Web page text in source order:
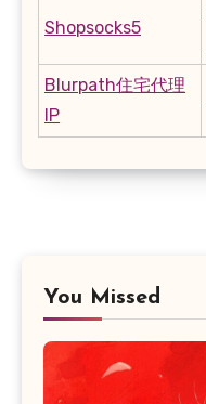
Shopsocks5
Blurpath住宅代理
IP
You Missed